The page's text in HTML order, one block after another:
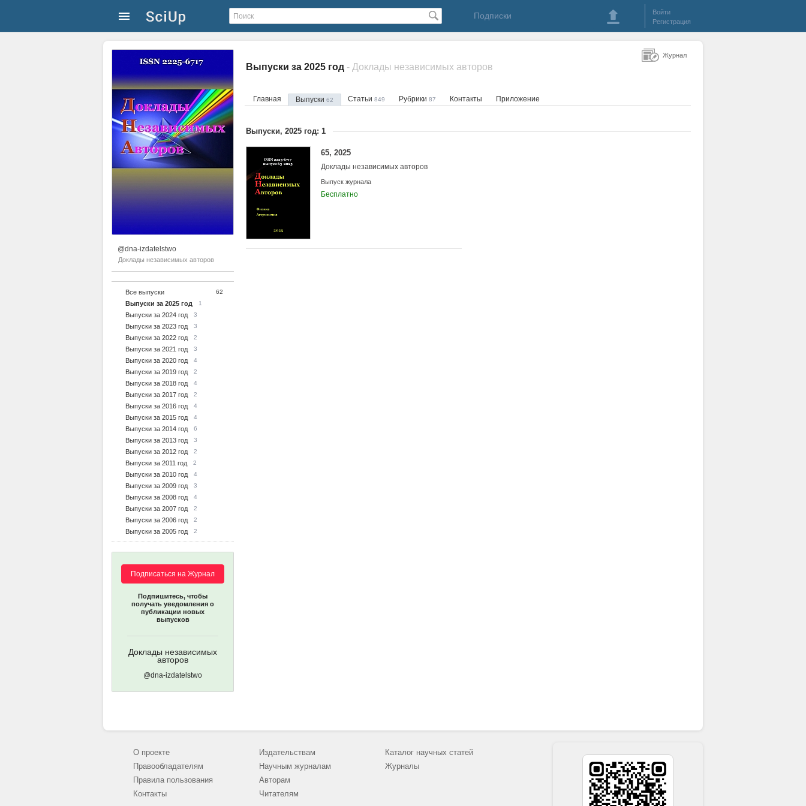
Подписки
Войти
Регистрация
@dna-izdatelstwo
Доклады независимых авторов
Все выпуски 62
Выпуски за 2025 год 1
Выпуски за 2024 год 3
Выпуски за 2023 год 3
Выпуски за 2022 год 2
Выпуски за 2021 год 3
Выпуски за 2020 год 4
Выпуски за 2019 год 2
Выпуски за 2018 год 4
Выпуски за 2017 год 2
Выпуски за 2016 год 4
Выпуски за 2015 год 4
Выпуски за 2014 год 6
Выпуски за 2013 год 3
Выпуски за 2012 год 2
Выпуски за 2011 год 2
Выпуски за 2010 год 4
Выпуски за 2009 год 3
Выпуски за 2008 год 4
Выпуски за 2007 год 2
Выпуски за 2006 год 2
Выпуски за 2005 год 2
Подписаться на Журнал
Подпишитесь, чтобы
получать уведомления о
публикации новых
выпусков
Доклады независимых
авторов
@dna-izdatelstwo
Выпуски за 2025 год - Доклады независимых авторов
Главная Выпуски 62 Статьи 849 Рубрики 87 Контакты Приложение
Выпуски, 2025 год: 1
65, 2025
Доклады независимых авторов
Выпуск журнала
Бесплатно
Журнал
О проекте
Правообладателям
Правила пользования
Контакты
Издательствам
Научным журналам
Авторам
Читателям
Каталог научных статей
Журналы